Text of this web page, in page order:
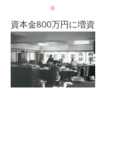
資本金800万円に増資